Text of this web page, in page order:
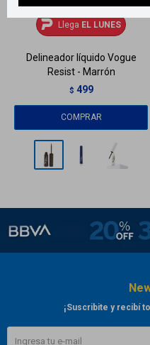
Llega EL LUNES
Delineador líquido Vogue
Resist - Marrón
$ 499
¡Suscribite y recibí